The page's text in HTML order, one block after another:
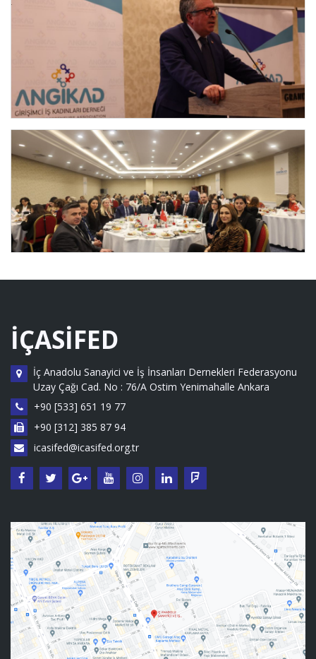
İÇASİFED
İç Anadolu Sanayici ve İş İnsanları Dernekleri Federasyonu
Uzay Çağı Cad. No : 76/A Ostim Yenimahalle Ankara
+90 [533] 651 19 77
+90 [312] 385 87 94
icasifed@icasifed.org.tr